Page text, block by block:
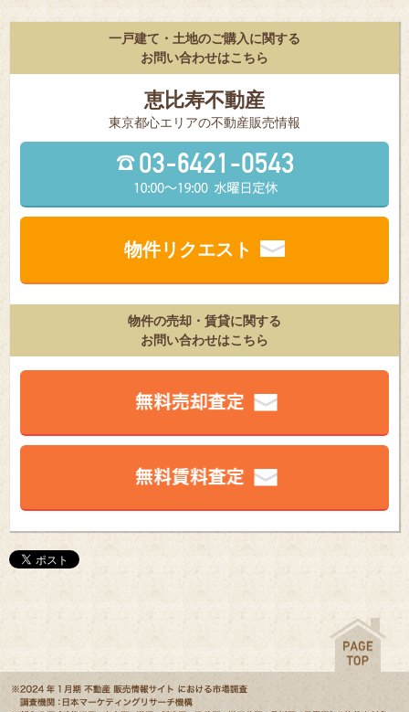
一戸建て・土地のご購入に関する
お問い合わせはこちら
恵比寿不動産
東京都⼼エリアの不動産販売情報
物件リクエスト
物件の売却・賃貸に関する
お問い合わせはこちら